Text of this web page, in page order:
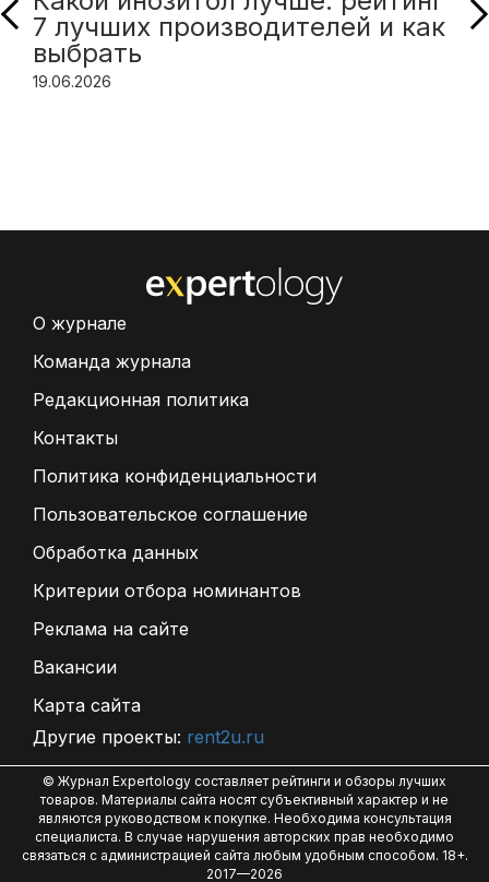
7 лучших производителей и как
выбрать
19.06.2026
О журнале
Команда журнала
Редакционная политика
Контакты
Политика конфиденциальности
Пользовательское соглашение
Обработка данных
Критерии отбора номинантов
Реклама на сайте
Вакансии
Карта сайта
Другие проекты: rent2u.ru
© Журнал Expertology составляет рейтинги и обзоры лучших
товаров. Материалы сайта носят субъективный характер и не
являются руководством к покупке. Необходима консультация
специалиста. В случае нарушения авторских прав необходимо
связаться с администрацией сайта любым удобным способом. 18+.
2017—2026